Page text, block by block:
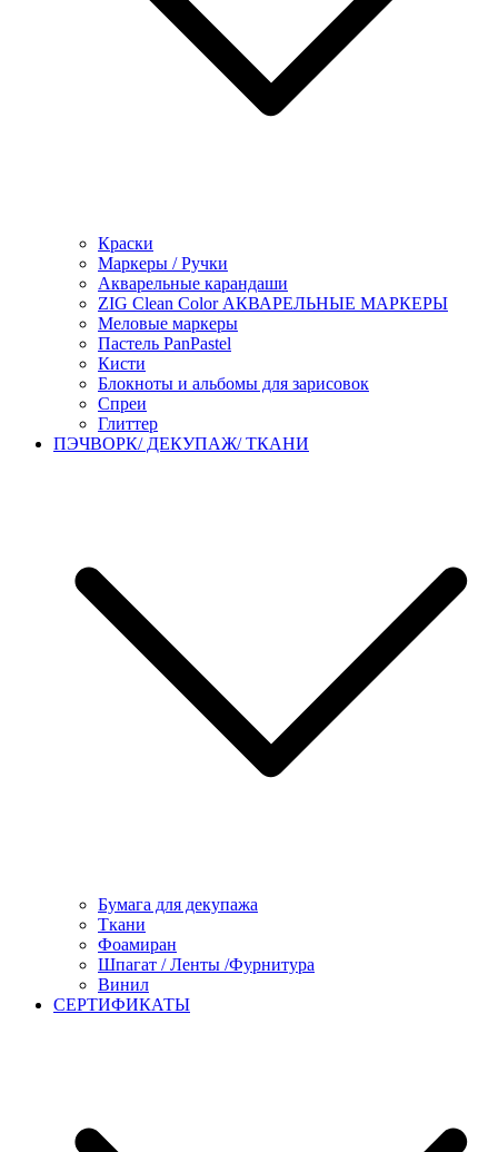
Краски
Маркеры / Ручки
Акварельные карандаши
ZIG Clean Color АКВАРЕЛЬНЫЕ МАРКЕРЫ
Меловые маркеры
Пастель PanPastel
Кисти
Блокноты и альбомы для зарисовок
Спреи
Глиттер
ПЭЧВОРК/ ДЕКУПАЖ/ ТКАНИ
Бумага для декупажа
Ткани
Фоамиран
Шпагат / Ленты /Фурнитура
Винил
СЕРТИФИКАТЫ